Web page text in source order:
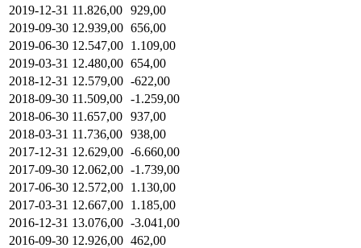
2019-12-31 11.826,00 929,00
2019-09-30 12.939,00 656,00
2019-06-30 12.547,00 1.109,00
2019-03-31 12.480,00 654,00
2018-12-31 12.579,00 -622,00
2018-09-30 11.509,00 -1.259,00
2018-06-30 11.657,00 937,00
2018-03-31 11.736,00 938,00
2017-12-31 12.629,00 -6.660,00
2017-09-30 12.062,00 -1.739,00
2017-06-30 12.572,00 1.130,00
2017-03-31 12.667,00 1.185,00
2016-12-31 13.076,00 -3.041,00
2016-09-30 12.926,00 462,00